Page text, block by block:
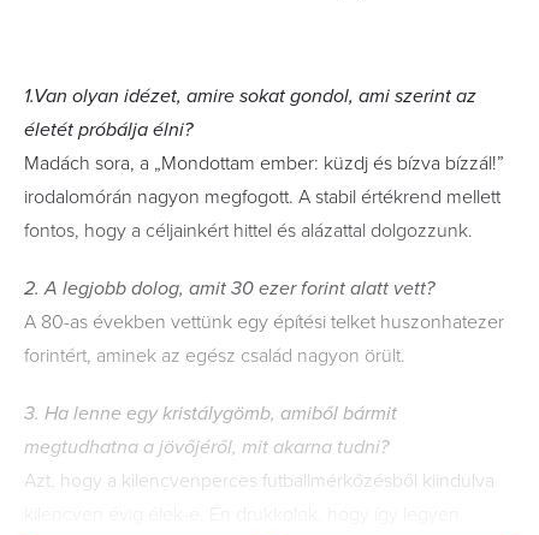
1.Van olyan idézet, amire sokat gondol, ami szerint az
életét próbálja élni?
Madách sora, a „Mondottam ember: küzdj és bízva bízzál!”
irodalomórán nagyon megfogott. A stabil értékrend mellett
fontos, hogy a céljainkért hittel és alázattal dolgozzunk.
2. A legjobb dolog, amit 30 ezer forint alatt vett?
A 80-as években vettünk egy építési telket huszonhatezer
forintért, aminek az egész család nagyon örült.
3. Ha lenne egy kristálygömb, amiből bármit
megtudhatna a jövőjéről, mit akarna tudni?
Azt, hogy a kilencvenperces futballmérkőzésből kiindulva